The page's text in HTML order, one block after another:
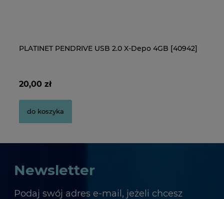
PLATINET PENDRIVE USB 2.0 X-Depo 4GB [40942]
20,00 zł
do koszyka
Pudełko na płyty CD/DVD
2,80 zł
do koszyka
Newsletter
Podaj swój adres e-mail, jeżeli chcesz